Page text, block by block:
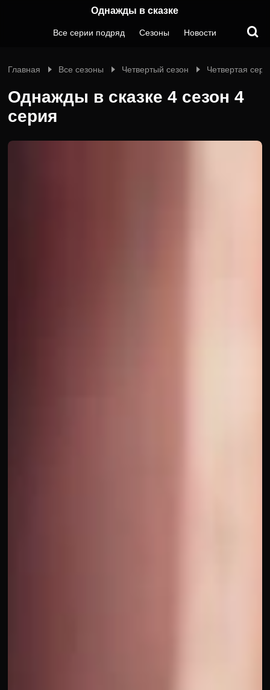
Однажды в сказке
Все серии подряд Сезоны Новости
Главная Все сезоны Четвертый сезон Четвертая
Однажды в сказке 4 сезон 4
серия